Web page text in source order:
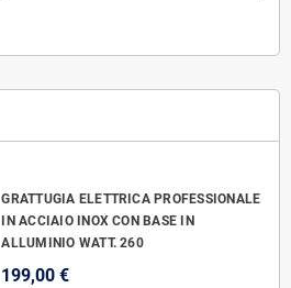
GRATTUGIA ELETTRICA PROFESSIONALE
IN ACCIAIO INOX CON BASE IN
ALLUMINIO WATT. 260
199,00 €